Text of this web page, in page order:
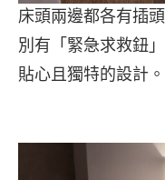
床頭兩邊都各有插
別有「緊急求救鈕
貼心且獨特的設計。